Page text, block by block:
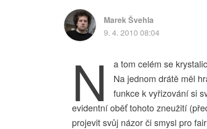
Marek Švehla
9. 4. 2010 08:04
N
a tom celém se
Na jednom drátě měl
funkce k vyřizování si
evidentní oběť tohoto zneužití
projevit svůj názor či smysl pro